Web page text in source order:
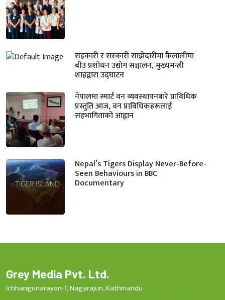
सहकारी र सरकारी साझेदारीमा कैलालीमा
बीउ प्रशोधन उद्योग सञ्चालन, मुख्यमन्त्री
शाहद्वारा उद्घाटन
नेपालमा स्मार्ट वन व्यवस्थापनबारे प्राविधिक
प्रस्तुति आज, वन प्राविधिकहरूलाई
सहभागिताको आह्वान
Nepal’s Tigers Display Never-Before-
Seen Behaviours in BBC
Documentary
Grey Media Pvt. Ltd.
Ichhangunarayan-1, Nagarajun, Kathmandu